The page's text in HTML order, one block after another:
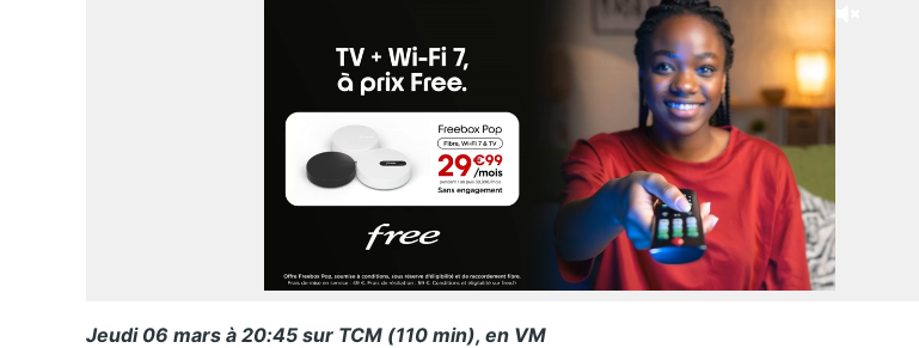
Jeudi 06 mars à 20:45 sur TCM (110 min), en VM